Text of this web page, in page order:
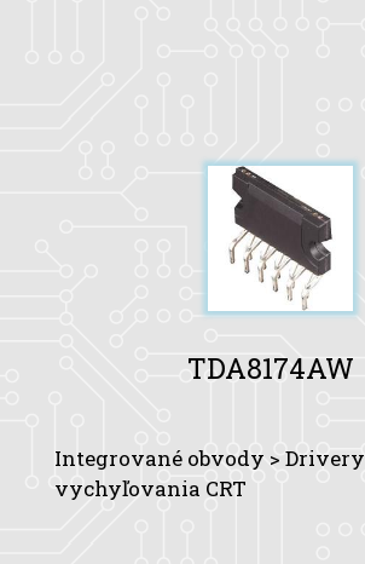
TDA8174AW
Integrované obvody > Drivery
vychyľovania CRT